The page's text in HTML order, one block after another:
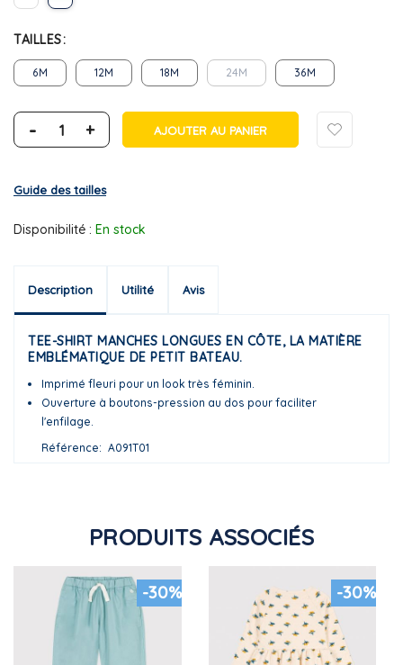
TAILLES
6M 12M 18M 24M 36M
- + AJOUTER AU PANIER
Guide des tailles
Disponibilité : En stock
Description Utilité Avis
TEE-SHIRT MANCHES LONGUES EN CÔTE, LA MATIÈRE
EMBLÉMATIQUE DE PETIT BATEAU.
Imprimé fleuri pour un look très féminin.
Ouverture à boutons-pression au dos pour faciliter
l'enfilage.
Référence
A091T01
PRODUITS ASSOCIÉS
-30% -30%